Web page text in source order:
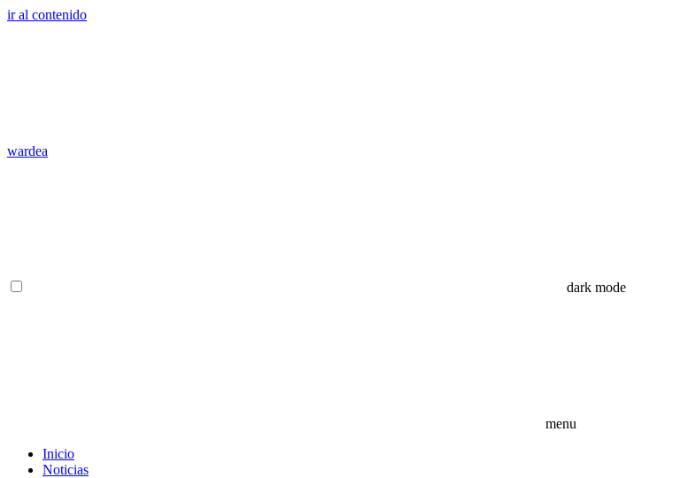
ir al contenido
wardea
dark mode
menu
Inicio
Noticias